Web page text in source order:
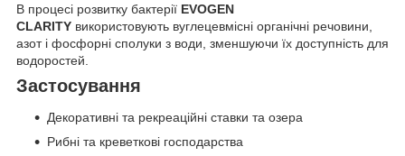
В процесі розвитку бактерії EVOGEN
СLARITY використовують вуглецевмісні органічні речовини,
азот і фосфорні сполуки з води, зменшуючи їх доступність для
водоростей.
Застосування
Декоративні та рекреаційні ставки та озера
Рибні та креветкові господарства